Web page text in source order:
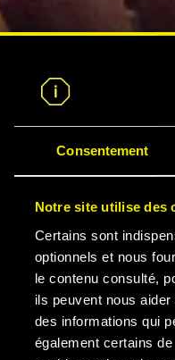
Consentement
Notre site utilise des
Certains sont
optionnels et nous
le contenu consulté,
ils peuvent nous
des informations qui
également certains